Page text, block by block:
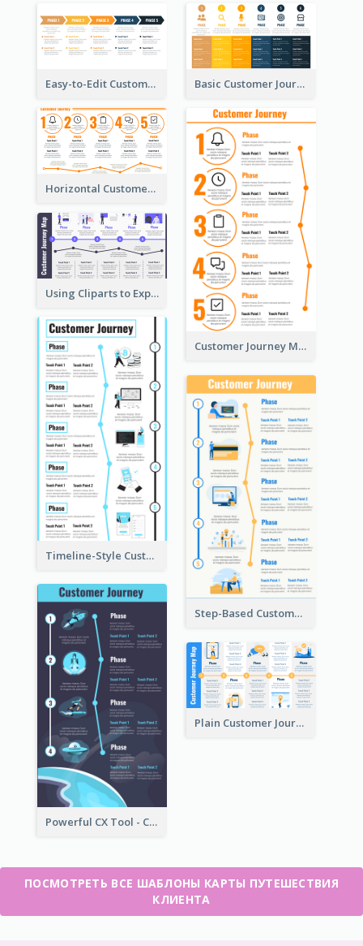
Easy-to-Edit Customer Journey Map Template Basic Customer Journey Map Template
Horizontal Customer Journey Map Template
Customer Journey Mapping Step-by-Step
Using Cliparts to Explain Phases in CJM
Timeline-Style Customer Journey Map Template
Step-Based Customer Journey Map Template
Powerful CX Tool - Customer Journey Map
Plain Customer Journey Map Template
ПОСМОТРЕТЬ ВСЕ ШАБЛОНЫ КАРТЫ ПУТЕШЕСТВИЯ
КЛИЕНТА